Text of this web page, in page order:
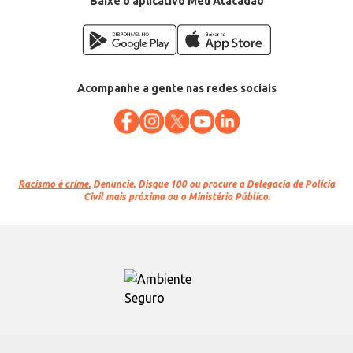
Acompanhe a gente nas redes sociais
Racismo é crime. Denuncie. Disque 100 ou procure a Delegacia de Polícia
Civil mais próxima ou o Ministério Público.